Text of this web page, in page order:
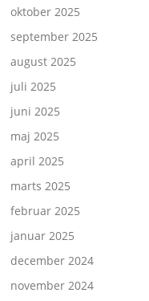
oktober 2025
september 2025
august 2025
juli 2025
juni 2025
maj 2025
april 2025
marts 2025
februar 2025
januar 2025
december 2024
november 2024